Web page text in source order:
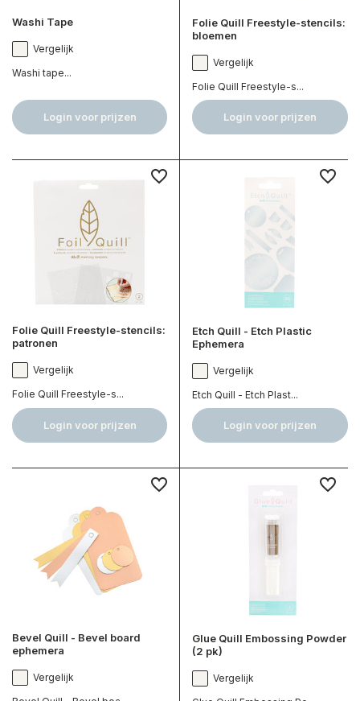
Washi Tape
Vergelijk
Washi tape...
Login voor prijzen
Folie Quill Freestyle-stencils:
bloemen
Vergelijk
Folie Quill Freestyle-s...
Login voor prijzen
Folie Quill Freestyle-stencils:
patronen
Vergelijk
Folie Quill Freestyle-s...
Login voor prijzen
Etch Quill - Etch Plastic
Ephemera
Vergelijk
Etch Quill - Etch Plast...
Login voor prijzen
Bevel Quill - Bevel board
ephemera
Vergelijk
Glue Quill Embossing Powder
(2 pk)
Vergelijk